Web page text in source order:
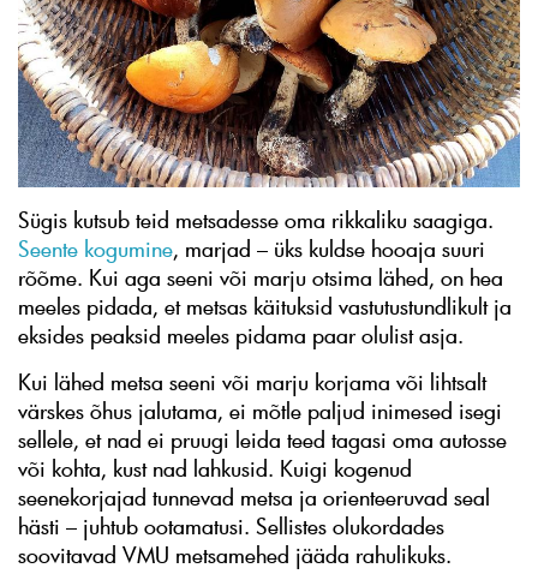
Sügis kutsub teid metsadesse oma rikkaliku saagiga.
Seente kogumine, marjad – üks kuldse hooaja suuri
rõõme. Kui aga seeni või marju otsima lähed, on hea
meeles pidada, et metsas käituksid vastutustundlikult ja
eksides peaksid meeles pidama paar olulist asja.
Kui lähed metsa seeni või marju korjama või lihtsalt
värskes õhus jalutama, ei mõtle paljud inimesed isegi
sellele, et nad ei pruugi leida teed tagasi oma autosse
või kohta, kust nad lahkusid. Kuigi kogenud
seenekorjajad tunnevad metsa ja orienteeruvad seal
hästi – juhtub ootamatusi. Sellistes olukordades
soovitavad VMU metsamehed jääda rahulikuks.